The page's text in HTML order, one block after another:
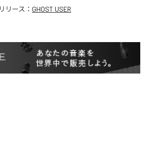
リース： GHOST USER